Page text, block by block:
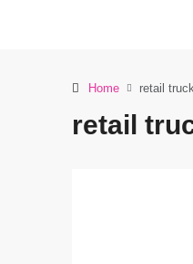
Home retail
retail